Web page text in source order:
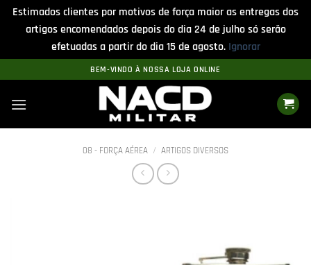
Estimados clientes por motivos de força maior as entregas dos
artigos encomendados depois do dia 24 de julho só serão
efetuadas a partir do dia 15 de agosto. Ignorar
to
content
BEM-VINDO À NOSSA LOJA ONLINE
08 - FORÇA AÉREA / ARTIGOS DIVERSOS